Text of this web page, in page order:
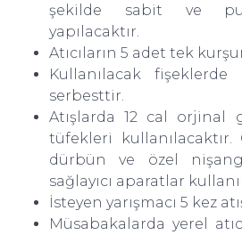
şekilde sabit ve
yapılacaktır.
Atıcıların 5 adet tek
Kullanılacak
serbesttir.
Atışlarda 12 cal orjinal
tüfekleri
dürbün ve özel
sağlayıcı aparatlar
İsteyen yarışmacı 5 kez
Müsabakalarda yerel